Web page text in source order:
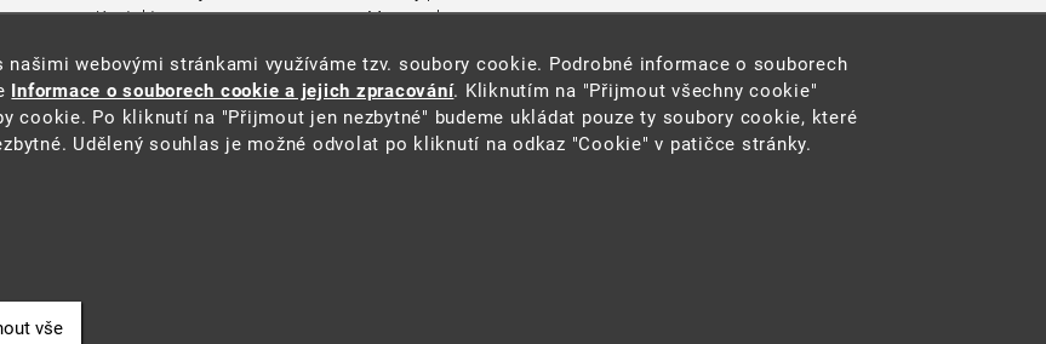
Kontakty
(PDF, 204 kB)
Mapa webu
webovými stránkami využíváme tzv. soubory cookie. Podrobné informace o souborech
Informace o souborech cookie a jejich zpracování. Kliknutím na "Přijmout všechny cookie"
cookie. Po kliknutí na "Přijmout jen nezbytné" budeme ukládat pouze ty soubory cookie, které
Udělený souhlas je možné odvolat po kliknutí na odkaz "Cookie" v patičce stránky.
vše